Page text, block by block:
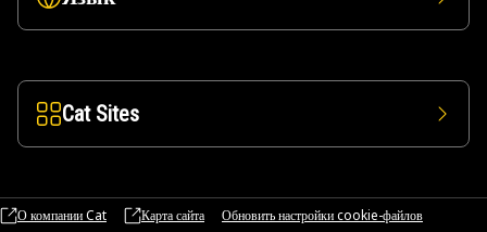
Cat Sites
О компании Cat Карта сайта Обновить настройки cookie-файлов